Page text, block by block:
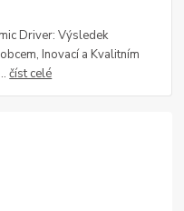
Driver: Výsledek
Inovací a Kvalitním
číst celé